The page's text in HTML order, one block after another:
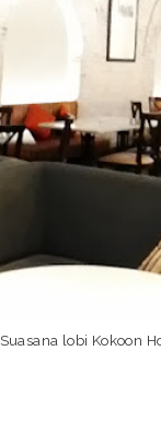
Suasana lobi Kokoon